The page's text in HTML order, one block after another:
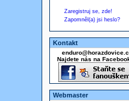
Zaregistruj se, zde!
Zapomněl(a) jsi heslo?
Kontakt
Najdete nás na
Webmaster